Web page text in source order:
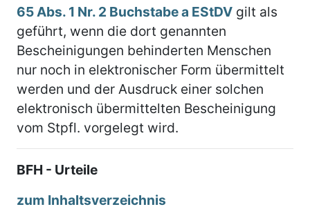
65 Abs. 1 Nr. 2 Buchstabe a EStDV gilt als
geführt, wenn die dort genannten
Bescheinigungen behinderten Menschen
nur noch in elektronischer Form übermittelt
werden und der Ausdruck einer solchen
elektronisch übermittelten Bescheinigung
vom Stpfl. vorgelegt wird.
BFH - Urteile
zum Inhaltsverzeichnis